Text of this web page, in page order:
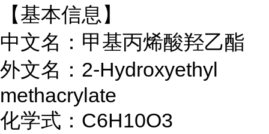
【基本信息】
中文名：甲基丙烯酸羟乙酯
外文名：2-Hydroxyethyl
methacrylate
化学式：C6H10O3